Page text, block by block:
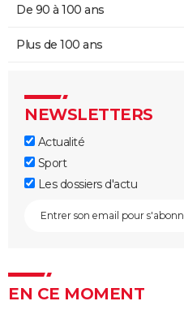
De 90 à 100 ans
Plus de 100 ans
NEWSLETTERS
Actualité
Sport
Les dossiers d'actu
EN CE MOMENT